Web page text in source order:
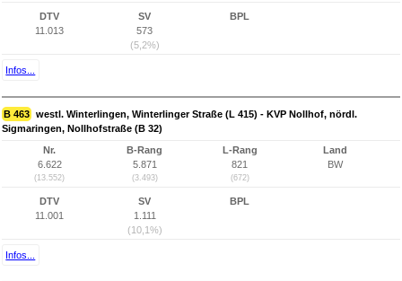
DTV
11.013
SV
573
(5,2%)
BPL
Infos...
B 463 westl. Winterlingen, Winterlinger Straße (L 415) - KVP Nollhof, nördl.
Sigmaringen, Nollhofstraße (B 32)
Nr.
6.622
(13.552)
B-Rang
5.871
(3.493)
L-Rang
821
(672)
Land
BW
DTV
11.001
SV
1.111
(10,1%)
BPL
Infos...